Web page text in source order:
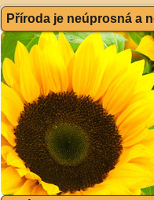
Příroda je neúprosná a